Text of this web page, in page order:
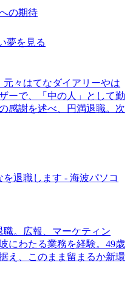
の期待
夢を見る
々はてなダイアリーやは
ーで、「中の人」として勤
感謝を述べ、円満退職。次
退職します - 海波パソコ
職。広報、マーケティン
にわたる業務を経験。49歳
え、このまま留まるか新環